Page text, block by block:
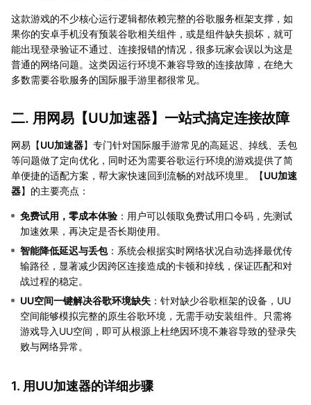
这款游戏的不少核心运行逻辑都依赖完整的谷歌服务框架支撑，如
果你的安卓手机没有预装谷歌相关组件，或是组件缺失损坏，就可
能出现登录验证不通过、连接报错的情况，很多玩家会误以为这是
普通的网络问题。这类因运行环境不兼容导致的连接故障，在绝大
多数需要谷歌服务的国际服手游里都很常见。
二. 用网易【UU加速器】一站式搞定连接故障
网易【UU加速器】专门针对国际服手游常见的高延迟、掉线、丢包
等问题做了定向优化，同时还为需要谷歌运行环境的游戏提供了简
单便捷的适配方案，帮大家快速回到流畅的对战环境里。【UU加速
器】的主要亮点：
免费试用，零成本体验 ：用户可以领取免费试用口令码，先测试
加速效果，再决定是否长期使用。
智能降低延迟与丢包：系统会根据实时网络状况自动选择最优传
输路径，显著减少因跨区连接造成的卡顿和掉线，保证匹配和对
战过程的稳定。
UU空间一键解决谷歌环境缺失 ：针对缺少谷歌框架的设备，UU
空间能够模拟完整的原生谷歌环境，无需手动安装组件。只需将
游戏导入UU空间，即可从根源上杜绝因环境不兼容导致的登录失
败与网络异常。
1. 用UU加速器的详细步骤